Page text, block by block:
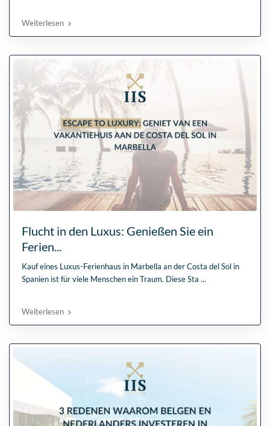
Weiterlesen
Flucht in den Luxus: Genießen Sie ein
Ferien...
Kauf eines Luxus-Ferienhaus in Marbella an der Costa del Sol in
Spanien ist für viele Menschen ein Traum. Diese Sta...
Weiterlesen